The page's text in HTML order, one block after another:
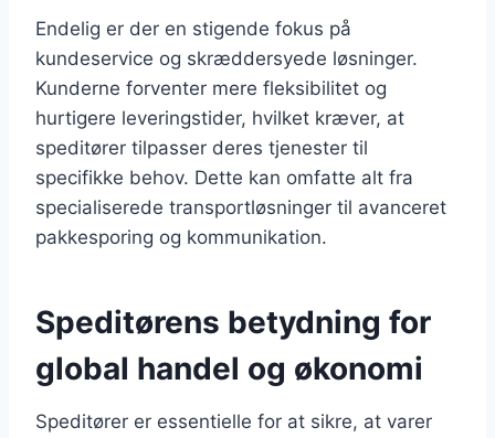
Endelig er der en stigende fokus på
kundeservice og skræddersyede løsninger.
Kunderne forventer mere fleksibilitet og
hurtigere leveringstider, hvilket kræver, at
speditører tilpasser deres tjenester til
specifikke behov. Dette kan omfatte alt fra
specialiserede transportløsninger til avanceret
pakkesporing og kommunikation.
Speditørens betydning for
global handel og økonomi
Speditører er essentielle for at sikre, at varer